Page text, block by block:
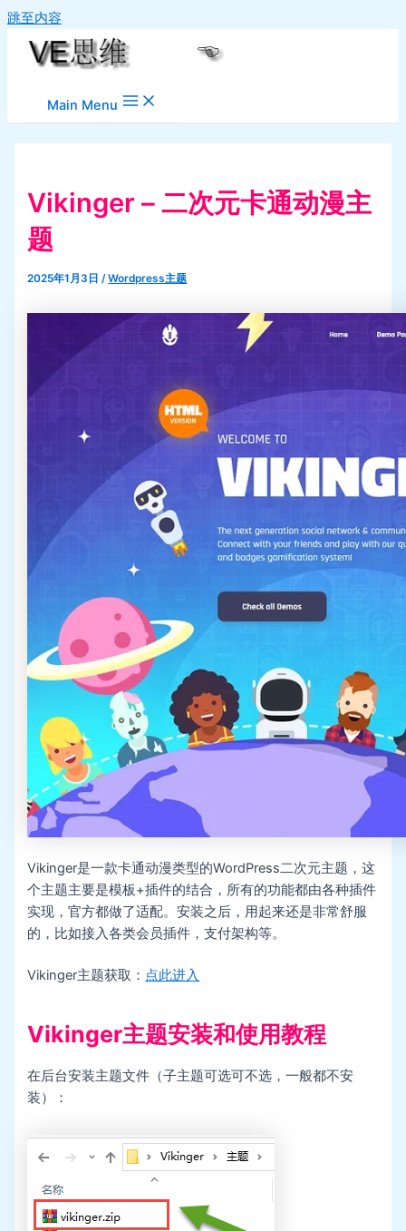
跳至内容
Main Menu
Vikinger – 二次元卡通动漫主
题
2025年1月3日/Wordpress主题
Vikinger是一款卡通动漫类型的WordPress二次元主题，这
个主题主要是模板+插件的结合，所有的功能都由各种插件
实现，官方都做了适配。安装之后，用起来还是非常舒服
的，比如接入各类会员插件，支付架构等。
Vikinger主题获取： 点此进入
Vikinger主题安装和使用教程
在后台安装主题文件（子主题可选可不选，一般都不安
装）：